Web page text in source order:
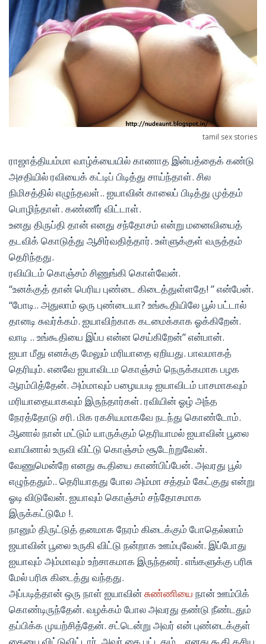
tamil sex stories
ராஜாத்தியம்மா வாழ்க்யையில் காணாத இன்பத்தைக் கண்டு
அசதியில் ரவியைக் கட்டிப் பிடித்து சாய்ந்தாள். சில
நிமிசத்தில் எழுந்தவள்.. ஐயாவின் காலைப் பிடித்து முத்தம்
பொழிந்தாள். கண்ணீர் விட்டாள்.
உனது திருப்தி தான் எனது சந்தோசம் என்று மனைவியைத்
தடவிக் கொடுத்து ஆசிர்வதித்தார். உள்ளுக்குள் வருத்தம்
தெரிந்தது.
ரவியிடம் கொஞ்சம் சிணுங்கி கொள்வேன்.
“உனக்குத் தான் பெரிய புண்டை கிடைத்துள்ளதே! ” என்பேன்.
“போடி.. அதுலாம் ஒரு புண்டையா? உங்கூதியிலே பூல் பட்டால்
தானடி சுவர்க்கம். ஐயாவிற்காக கடமைக்காக ஓக்கிறேன்.
வாடி .. உங்கூதியை இப்ப என்ன செய்கிறேன்” என்பான்.
ஐயா மீது எனக்கு மேலும் மரியாதை ஏறியது. பாவமாகத்
தெரியும். எனவே ஐயாவிடம கொஞ்சம் நெருக்கமாக பழக
ஆரம்பித்தேன். அம்மாவும் பழையபடி ஐயாவிடம் பாசமாகவும்
மரியாதையாகவும் இருந்தார்கள். ரவியின் ஓழ் அந்த
நேரத்தோடு சரி. மிக ரகசியமாகவே நடந்து கொண்டோம்.
ஆனால் நான் மட்டும் யாருக்கும் தெரியாமல் ஐயாவின் பூலை
வாயினால் உருவி விட்டு கொஞ்சம் சூடேற்றுவேன்.
வேணுமென்றே எனது கூதியை காண்பிப்பேன். அவரது பூல்
எழுந்ததும்.. தெரியாதது போல அம்மா சத்தம் கேட்குது என்று
ஓடி விடுவேன். ஐயாவும் கொஞ்சம் சந்தோசமாக
இருக்கட்டுமே !.
நானும் திருட்டுத் தனமாக நேரம் கிடைக்கும் போதெல்லாம்
ஜயாவின் பூலை உருகி விட்டு நன்றாக ஊம்புவேன். இப்போது
ஐயாவும் அம்மாவும் உற்சாகமாக இருந்தனர். எங்களுக்கு பரிசு
மேல் பரிசு கிடைத்து வந்தது.
அப்படித்தான் ஒரு நாள் ஐயாவின்சுண்ணியை நான் ஊம்பிக்
கொண்டிருந்தேன். வழக்கம் போல அவரது தண்டு நீண்டதும்
தப்பிக்க முயற்சித்தேன். சட்டென்று அவர் என் புண்டைக்குள்